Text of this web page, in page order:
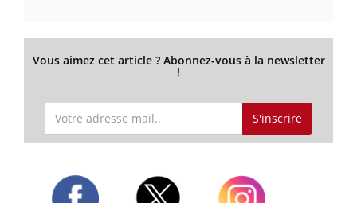
Vous aimez cet article ? Abonnez-vous à la newsletter
!
S'inscrire